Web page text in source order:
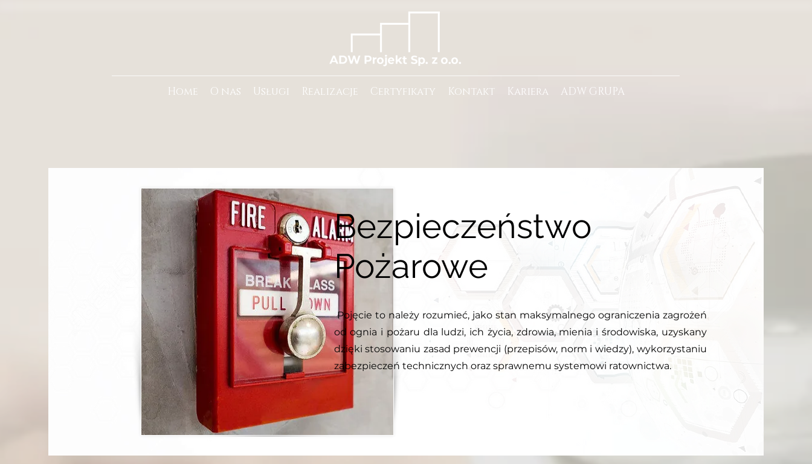
Home O nas Usługi Realizacje Certyfikaty Kontakt Kariera ADW GRUPA
Bezpieczeństwo
Pożarowe
Pojęcie to należy rozumieć, jako stan maksymalnego ograniczenia zagrożeń
od ognia i pożaru dla ludzi, ich życia, zdrowia, mienia i środowiska, uzyskany
dzięki stosowaniu zasad prewencji (przepisów, norm i wiedzy), wykorzystaniu
zabezpieczeń technicznych oraz sprawnemu systemowi ratownictwa.